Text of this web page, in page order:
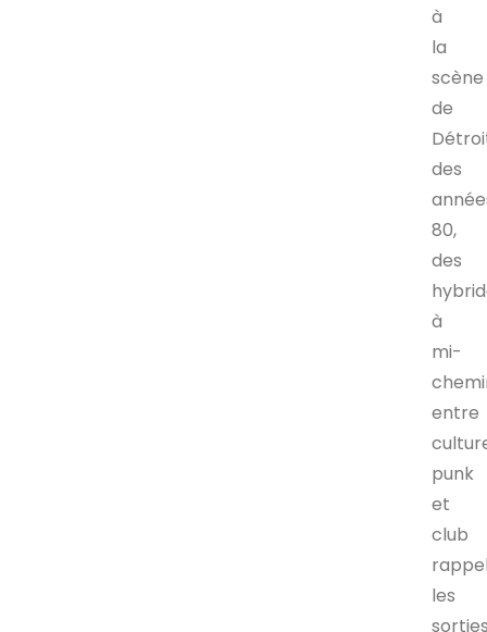
à
la
scène
de
des
80,
des
à
mi-
entre
punk
et
club
les